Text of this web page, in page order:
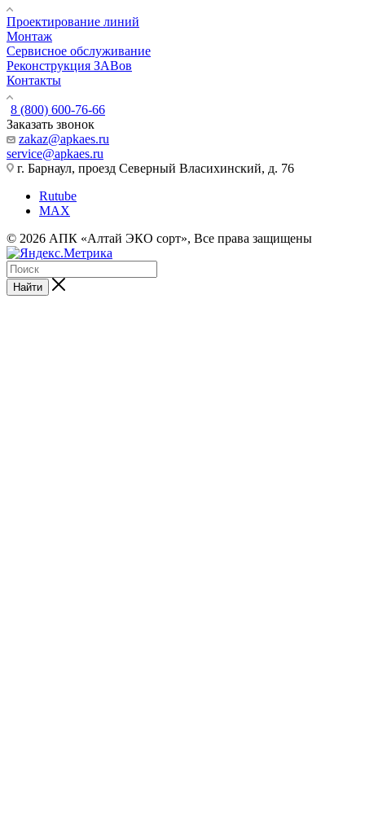
Проектирование линий
Монтаж
Сервисное обслуживание
Реконструкция ЗАВов
Контакты
8 (800) 600-76-66
Заказать звонок
zakaz@apkaes.ru
service@apkaes.ru
г. Барнаул, проезд Северный Власихинский, д. 76
Rutube
MAX
© 2026 АПК «Алтай ЭКО сорт», Все права защищены
Найти